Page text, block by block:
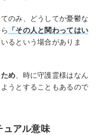
のみ、どうしてか憂鬱な
「その人と関わってはい
るという場合がありま
め、時に守護霊様はなん
うとすることもあるので
ュアル意味